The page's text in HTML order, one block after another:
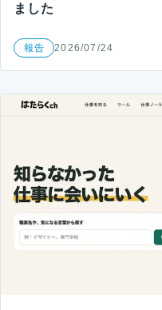
ました
報告 2026/07/24